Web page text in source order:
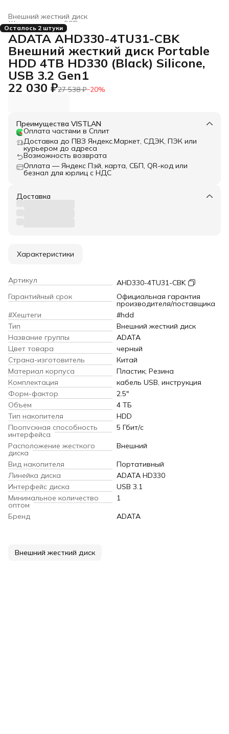
Внешний жесткий диск
Жесткие диски, SSD и сетевые накопители
Электроника
Главная ›
Осталось 2 штуки
ADATA AHD330-4TU31-CBK
Внешний жесткий диск Portable
HDD 4TB HD330 (Black) Silicone,
USB 3.2 Gen1
22 030 ₽27 538 ₽−20%
Преимущества VISTLAN
Оплата частями в Сплит
Доставка до ПВЗ Яндекс.Маркет, СДЭК, ПЭК или
курьером до адреса
Возможность возврата
Оплата — Яндекс Пэй, карта, СБП, QR-код или
безнал для юрлиц с НДС
Доставка
Характеристики
Артикул
AHD330-4TU31-CBK
Гарантийный срок
Официальная гарантия
производителя/поставщика
#Хештеги
#hdd
Тип
Внешний жесткий диск
Название группы
ADATA
Цвет товара
черный
Страна-изготовитель
Китай
Материал корпуса
Пластик; Резина
Комплектация
кабель USB, инструкция
Форм-фактор
2.5"
Объем
4 ТБ
Тип накопителя
HDD
Пропускная способность
интерфейса
5 Гбит/с
Расположение жесткого
диска
Внешний
Вид накопителя
Портативный
Линейка диска
ADATA HD330
Интерфейс диска
USB 3.1
Минимальное количество
оптом
1
Бренд
ADATA
Внешний жесткий диск